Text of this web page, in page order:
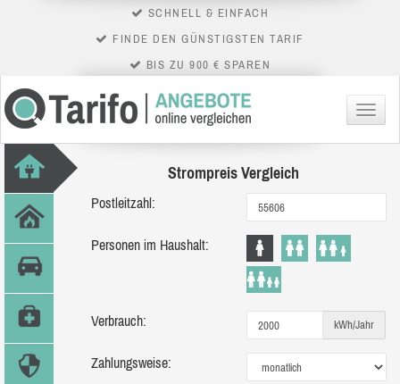
SCHNELL & EINFACH
FINDE DEN GÜNSTIGSTEN TARIF
BIS ZU 900 € SPAREN
Menü
Strompreis Vergleich
Postleitzahl:
Personen im Haushalt:
Verbrauch: kWh/Jahr
Zahlungsweise: